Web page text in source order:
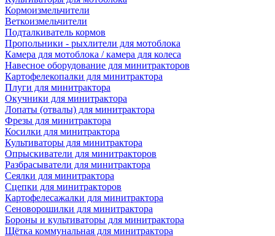
Кормоизмельчители
Веткоизмельчители
Подталкиватель кормов
Пропольники - рыхлители для мотоблока
Камера для мотоблока / камера для колеса
Навесное оборудование для минитракторов
Картофелекопалки для минитрактора
Плуги для минитрактора
Окучники для минитрактора
Лопаты (отвалы) для минитрактора
Фрезы для минитрактора
Косилки для минитрактора
Культиваторы для минитрактора
Опрыскиватели для минитракторов
Разбрасыватели для минитрактора
Сеялки для минитрактора
Сцепки для минитракторов
Картофелесажалки для минитрактора
Сеноворошилки для минитрактора
Бороны и культиваторы для минитрактора
Щётка коммунальная для минитрактора